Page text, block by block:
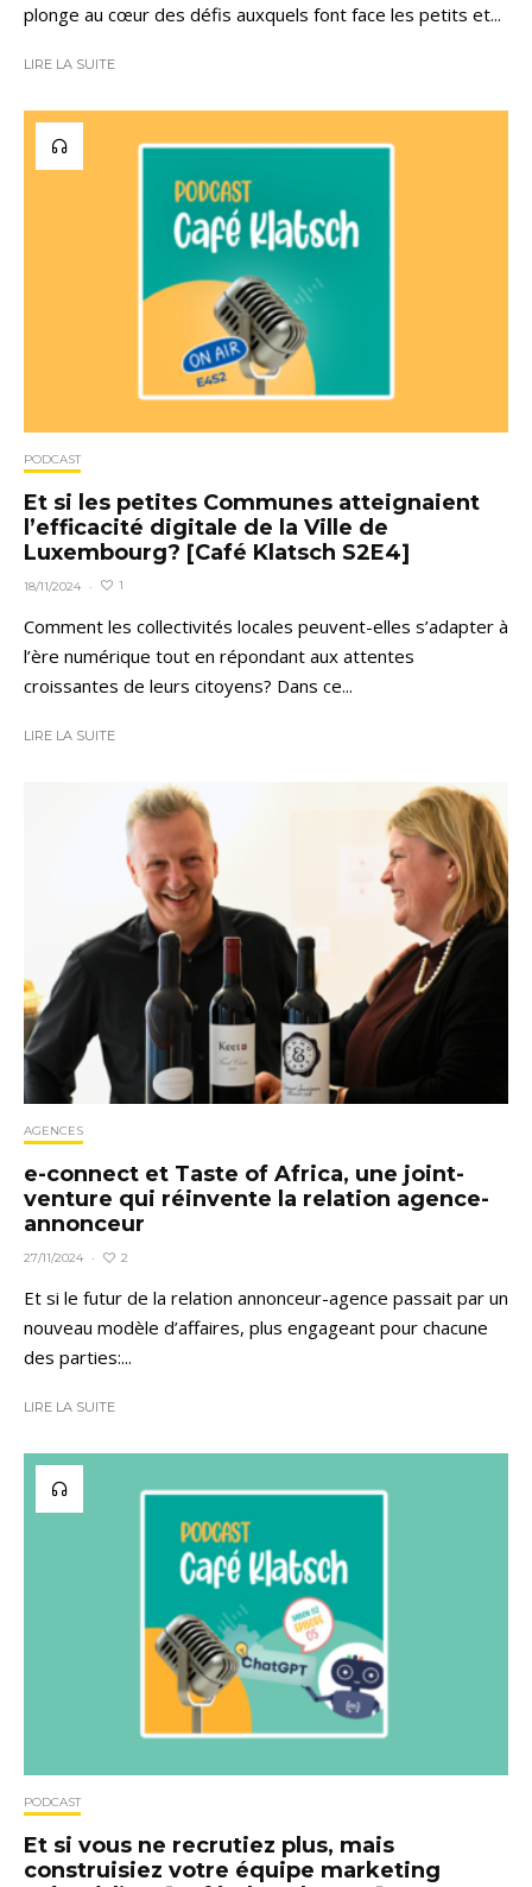
plonge au cœur des défis auxquels font face les petits et...
LIRE LA SUITE
PODCAST
Et si les petites Communes atteignaient
l’efficacité digitale de la Ville de
Luxembourg? [Café Klatsch S2E4]
18/11/2024 · 1
Comment les collectivités locales peuvent-elles s’adapter à
l’ère numérique tout en répondant aux attentes
croissantes de leurs citoyens? Dans ce...
LIRE LA SUITE
AGENCES
e-connect et Taste of Africa, une joint-
venture qui réinvente la relation agence-
annonceur
27/11/2024 · 2
Et si le futur de la relation annonceur-agence passait par un
nouveau modèle d’affaires, plus engageant pour chacune
des parties:...
LIRE LA SUITE
PODCAST
Et si vous ne recrutiez plus, mais
construisiez votre équipe marketing